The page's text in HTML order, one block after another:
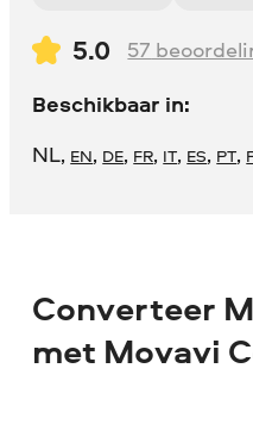
5.0 57
Beschikbaar in:
NL, EN, DE, FR, IT, ES, PT,
Converteer
met Movavi